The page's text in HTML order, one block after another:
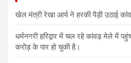
खेल मंत्री रेखा आर्य ने हरकी पैड़ी उठाई
धर्मनगरी हरिद्वार में चल रहे कांवड़ मेले में
करोड़ के पार हो चुकी है।